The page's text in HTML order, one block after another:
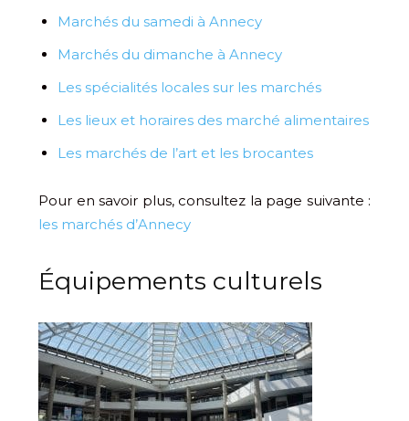
Marchés du samedi à Annecy
Marchés du dimanche à Annecy
Les spécialités locales sur les marchés
Les lieux et horaires des marché alimentaires
Les marchés de l’art et les brocantes
Pour en savoir plus, consultez la page suivante :
les marchés d’Annecy
Équipements culturels